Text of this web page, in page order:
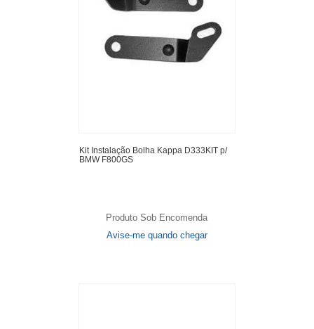
Kit Instalação Bolha Kappa D333KIT p/
BMW F800GS
Produto Sob Encomenda
Avise-me quando chegar